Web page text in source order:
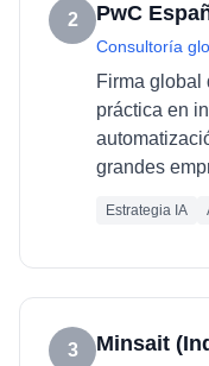
2 PwC
Consultoría
Firma global
práctica en
grandes
Estrategia IA
3 Minsait